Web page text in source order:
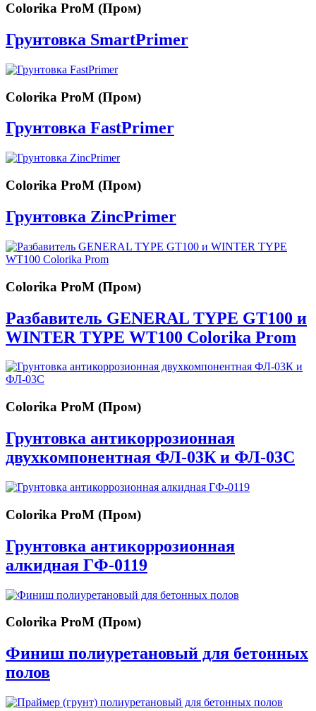
Colorika ProM (Пром)
Грунтовка SmartPrimer
Colorika ProM (Пром)
Грунтовка FastPrimer
Colorika ProM (Пром)
Грунтовка ZincPrimer
Colorika ProM (Пром)
Разбавитель GENERAL TYPE GT100 и
WINTER TYPE WT100 Colorika Prom
Colorika ProM (Пром)
Грунтовка антикоррозионная
двухкомпонентная ФЛ-03К и ФЛ-03С
Colorika ProM (Пром)
Грунтовка антикоррозионная
алкидная ГФ-0119
Colorika ProM (Пром)
Финиш полиуретановый для бетонных
полов